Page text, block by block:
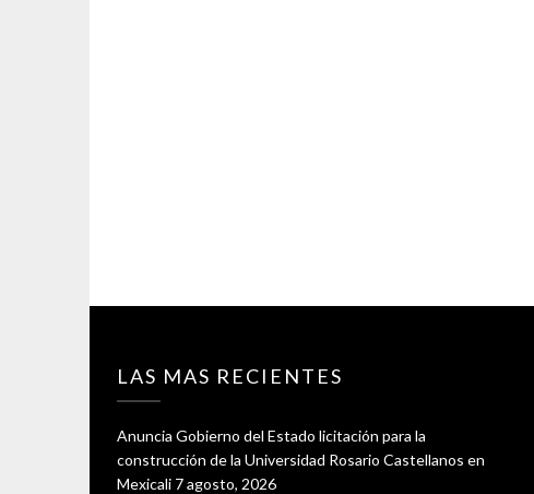
LAS MAS RECIENTES
Anuncia Gobierno del Estado licitación para la
construcción de la Universidad Rosario Castellanos en
Mexicali 7 agosto, 2026